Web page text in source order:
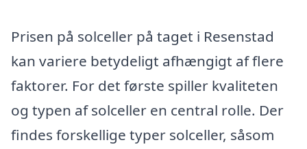
Prisen på solceller på taget i Resenstad
kan variere betydeligt afhængigt af flere
faktorer. For det første spiller kvaliteten
og typen af solceller en central rolle. Der
findes forskellige typer solceller, såsom